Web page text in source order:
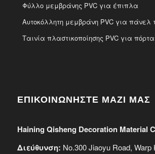
Φύλλο μεμβράνης PVC για έπιπλα
Αυτοκόλλητη μεμβράνη PVC για πάνελ
Ταινία πλαστικοποίησης PVC για πόρτα
ΕΠΙΚΟΙΝΩΝΗΣΤΕ ΜΑΖΙ ΜΑΣ
Haining Qisheng Decoration Material
Διεύθυνση: No.300 Jiaoyu Road, Warp